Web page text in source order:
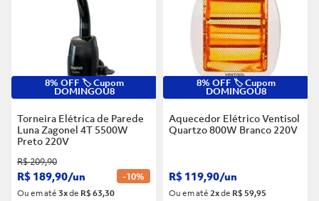
8% OFF 🏷️ Cupom
DOMINGOU8
Torneira Elétrica de Parede
Luna Zagonel 4T 5500W
Preto 220V
R$209,90
R$ 189,90/un -10%
Ou em até3xde R$ 63,30
8% OFF 🏷️ Cupom
DOMINGOU8
Aquecedor Elétrico Ventisol
Quartzo 800W Branco 220V
R$ 119,90/un
Ou em até2xde R$ 59,95